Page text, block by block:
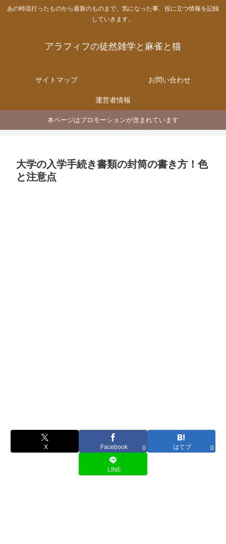
あの時流行ったものから最新のものまで、気になった事、役に立つ情報を記録
していきます。
アラフィフの徒然雑学と麻雀と猫
サイトマップ お問い合わせ
運営者情報
本ページはプロモーションが含まれています
大学の入学手続き書類の封筒の書き方！色
と注意点
X Facebook 0 はてブ 0
LINE